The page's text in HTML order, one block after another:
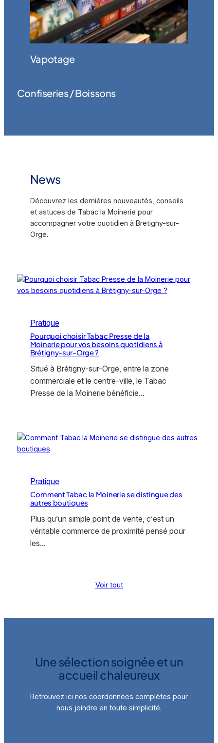
Vapotage
Confiseries / Boissons
News
Découvrez les dernières nouveautés, conseils
et astuces de Tabac la Moinerie pour
accompagner votre quotidien à Bretigny-sur-
Orge.
Pratique
Pourquoi choisir Tabac Presse de la
Moinerie pour vos besoins quotidiens à
Brétigny-sur-Orge ?
Situé à Brétigny-sur-Orge, entre la zone
commerciale et le centre-ville, le Tabac
Presse de la Moinerie bénéficie…
Pratique
Comment Tabac la Moinerie se distingue des
autres boutiques
Plus qu’un simple point de vente, c’est un
véritable commerce de proximité pensé pour
les…
Voir tout
Une sélection soignée et un
accueil chaleureux
Retrouvez ici nos coordonnées complètes pour
nous joindre en toute simplicité.